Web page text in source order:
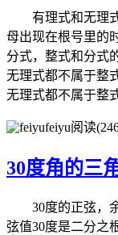
有理式和无理式
母出现在根号里的
分式，整式和分式
无理式都不属于整
无理式都不属于
feiyu阅读
30度角的三
30度的正弦，余
弦值30度是二分之